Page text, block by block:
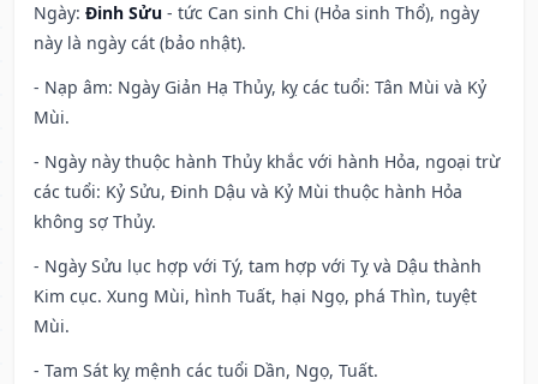
Ngày: Đinh Sửu - tức Can sinh Chi (Hỏa sinh Thổ), ngày
này là ngày cát (bảo nhật).
- Nạp âm: Ngày Giản Hạ Thủy, kỵ các tuổi: Tân Mùi và Kỷ
Mùi.
- Ngày này thuộc hành Thủy khắc với hành Hỏa, ngoại trừ
các tuổi: Kỷ Sửu, Đinh Dậu và Kỷ Mùi thuộc hành Hỏa
không sợ Thủy.
- Ngày Sửu lục hợp với Tý, tam hợp với Tỵ và Dậu thành
Kim cục. Xung Mùi, hình Tuất, hại Ngọ, phá Thìn, tuyệt
Mùi.
- Tam Sát kỵ mệnh các tuổi Dần, Ngọ, Tuất.